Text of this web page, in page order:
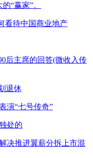
“赢家”。
看待中国商业地产
后主席的回答(微收入传
退休
演“七号传奇”
处的
决推进翼薪分拆上市混